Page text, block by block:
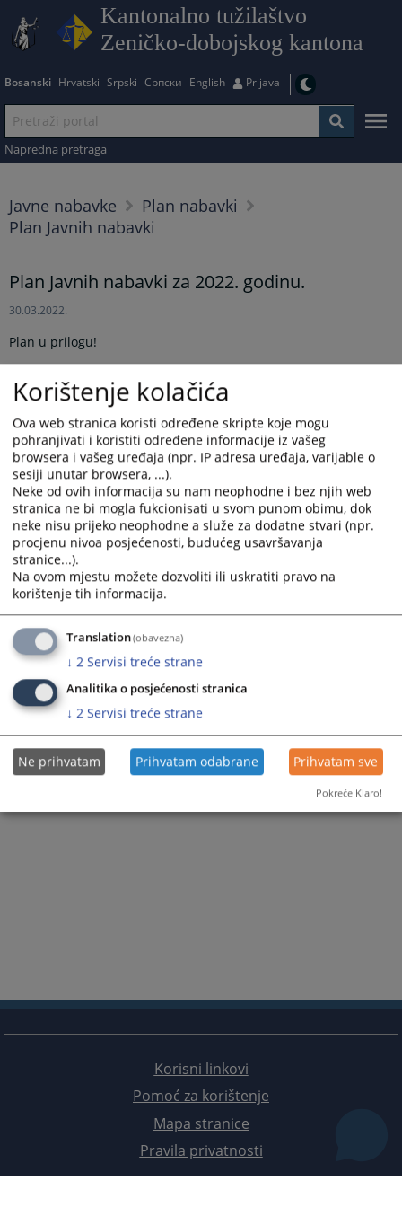
Kantonalno tužilaštvo
Zeničko-dobojskog kantona
Bosanski Hrvatski Srpski Српски English Prijava
Napredna pretraga
Javne nabavke
Plan nabavki
Plan Javnih nabavki
Plan Javnih nabavki za 2022. godinu.
30.03.2022.
Plan u prilogu!
Prikazana vijest je na Bosanski jezik
Prateći dokumenti
Plan JN KT ZDK 2022
Odluka o prvoj izmjeni Plana javnih nabavki KT ZDK za
2022 god
Odluka o drugoj izmjeni Plana javnih nabavki KT ZDK za
2022 god
Korisni linkovi
Pomoć za korištenje
Mapa stranice
Pravila privatnosti
Korištenje kolačića
Ova web stranica koristi određene skripte koje mogu
pohranjivati i koristiti određene informacije iz vašeg
browsera i vašeg uređaja (npr. IP adresa uređaja, varijable o
sesiji unutar browsera, ...).
Neke od ovih informacija su nam neophodne i bez njih web
stranica ne bi mogla fukcionisati u svom punom obimu, dok
neke nisu prijeko neophodne a služe za dodatne stvari (npr.
procjenu nivoa posjećenosti, budućeg usavršavanja
stranice...).
Na ovom mjestu možete dozvoliti ili uskratiti pravo na
korištenje tih informacija.
Translation(obavezna)
↓ 2 Servisi treće strane
Analitika o posjećenosti stranica
↓ 2 Servisi treće strane
Ne prihvatam Prihvatam odabrane Prihvatam sve
Pokreće Klaro!